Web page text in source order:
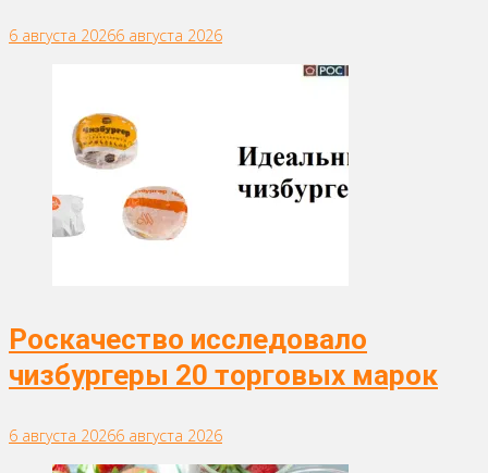
6 августа 20266 августа 2026
Роскачество исследовало
чизбургеры 20 торговых марок
6 августа 20266 августа 2026